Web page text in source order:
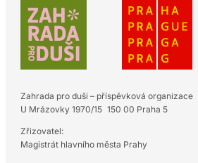
Zahrada pro duši – příspěvková organizace
U Mrázovky 1970/15 150 00 Praha 5
Zřizovatel:
Magistrát hlavního města Prahy